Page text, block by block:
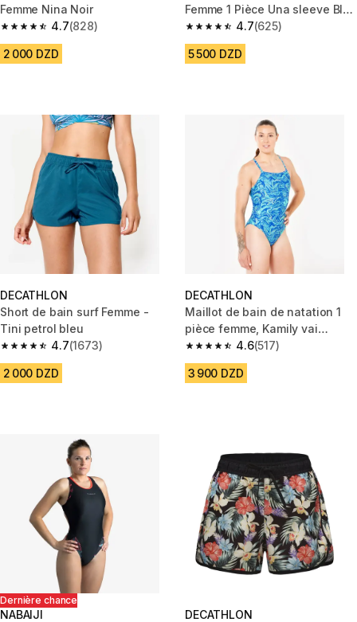
Femme Nina Noir
4.7
4.7 out of 5 stars from 828 reviews
(828)
2 000 DZD
Femme 1 Pièce Una sleeve Bleu
foncé
4.7
4.7 out of 5 stars from 625
(625)
5 500 DZD
DECATHLON
Short de bain surf Femme -
Tini petrol bleu
4.7
4.7 out of 5 stars from 1673 reviews
(1673)
2 000 DZD
DECATHLON
Maillot de bain de natation 1
pièce femme, Kamily vai
turquoise4.6
4.6 out of 5 stars from 517
(517)
3 900 DZD
Dernière chance
NABAIJI
DECATHLON